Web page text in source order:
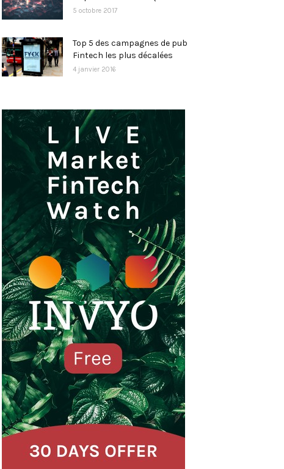
5 octobre 2017
Top 5 des campagnes de pub
Fintech les plus décalées
4 janvier 2016